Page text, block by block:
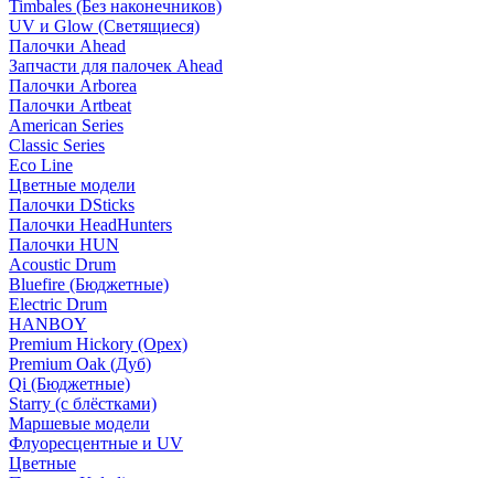
Timbales (Без наконечников)
UV и Glow (Светящиеся)
Палочки Ahead
Запчасти для палочек Ahead
Палочки Arborea
Палочки Artbeat
American Series
Classic Series
Eco Line
Цветные модели
Палочки DSticks
Палочки HeadHunters
Палочки HUN
Acoustic Drum
Bluefire (Бюджетные)
Electric Drum
HANBOY
Premium Hickory (Орех)
Premium Oak (Дуб)
Qi (Бюджетные)
Starry (с блёстками)
Маршевые модели
Флуоресцентные и UV
Цветные